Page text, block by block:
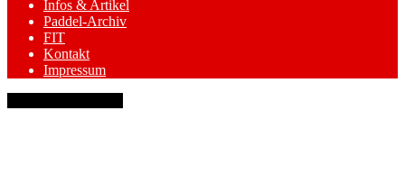
Infos & Artikel
Paddel-Archiv
FIT
Kontakt
Impressum